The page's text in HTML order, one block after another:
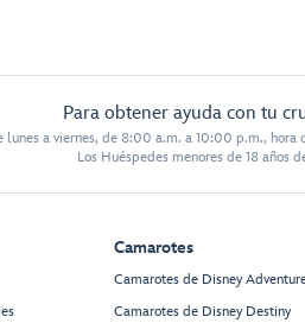
Para obtener ayuda con tu
lunes a viernes, de 8:00 a.m. a 10:00 p.m.,
Los Huéspedes menores de 18 años
Camarotes
Camarotes de Disney
Camarotes de Disney Destiny